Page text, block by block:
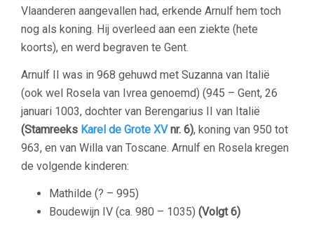
Vlaanderen aangevallen had, erkende Arnulf hem toch
nog als koning. Hij overleed aan een ziekte (hete
koorts), en werd begraven te Gent.
Arnulf II was in 968 gehuwd met Suzanna van Italië
(ook wel Rosela van Ivrea genoemd) (945 – Gent, 26
januari 1003, dochter van Berengarius II van Italië
(Stamreeks Karel de Grote XVnr. 6), koning van 950 tot
963, en van Willa van Toscane. Arnulf en Rosela kregen
de volgende kinderen:
Mathilde (? – 995)
Boudewijn IV (ca. 980 – 1035) (Volgt 6)